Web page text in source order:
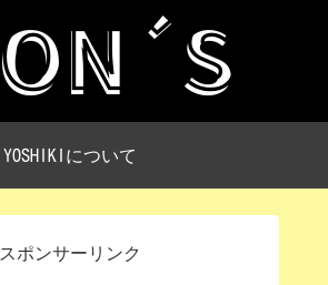
YOSHIKIについて
スポンサーリンク